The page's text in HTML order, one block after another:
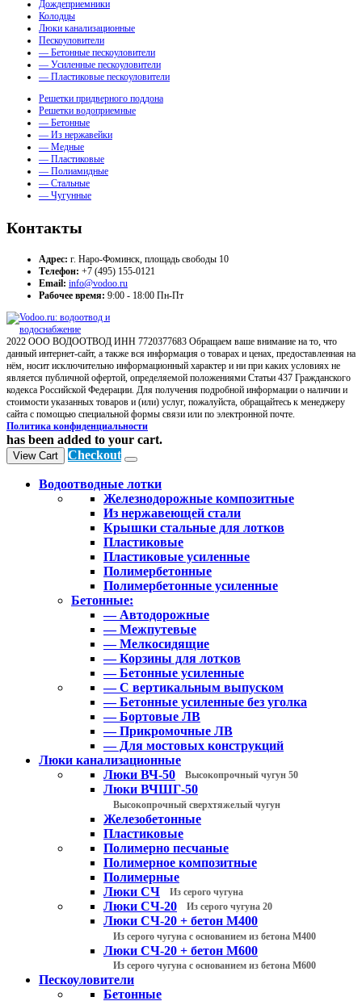
Дождеприемники
Колодцы
Люки канализационные
Пескоуловители
— Бетонные пескоуловители
— Усиленные пескоуловители
— Пластиковые пескоуловители
Решетки придверного поддона
Решетки водоприемные
— Бетонные
— Из нержавейки
— Медные
— Пластиковые
— Полиамидные
— Стальные
— Чугунные
Контакты
Адрес: г. Наро-Фоминск, площадь свободы 10
Телефон: +7 (495) 155-0121
Email: info@vodoo.ru
Рабочее время: 9:00 - 18:00 Пн-Пт
2022 ООО ВОДООТВОД ИНН 7720377683 Обращаем ваше внимание на то, что
данный интернет-сайт, а также вся информация о товарах и ценах, предоставленная на
нём, носит исключительно информационный характер и ни при каких условиях не
является публичной офертой, определяемой положениями Статьи 437 Гражданского
кодекса Российской Федерации. Для получения подробной информации о наличии и
стоимости указанных товаров и (или) услуг, пожалуйста, обращайтесь к менеджеру
сайта с помощью специальной формы связи или по электронной почте.
Политика конфиденциальности
has been added to your cart.
View Cart Checkout
Водоотводные лотки
Железнодорожные композитные
Из нержавеющей стали
Крышки стальные для лотков
Пластиковые
Пластиковые усиленные
Полимербетонные
Полимербетонные усиленные
Бетонные:
— Автодорожные
— Межпутевые
— Мелкосидящие
— Корзины для лотков
— Бетонные усиленные
— С вертикальным выпуском
— Бетонные усиленные без уголка
— Бортовые ЛВ
— Прикромочные ЛВ
— Для мостовых конструкций
Люки канализационные
Люки ВЧ-50
Высокопрочный чугун 50
Люки ВЧШГ-50
Высокопрочный сверхтяжелый чугун
Железобетонные
Пластиковые
Полимерно песчаные
Полимерное композитные
Полимерные
Люки СЧ
Из серого чугуна
Люки СЧ-20 Из серого чугуна 20
Люки СЧ-20 + бетон М400
Из серого чугуна с основанием из бетона М400
Люки СЧ-20 + бетон М600
Из серого чугуна с основанием из бетона М600
Пескоуловители
Бетонные